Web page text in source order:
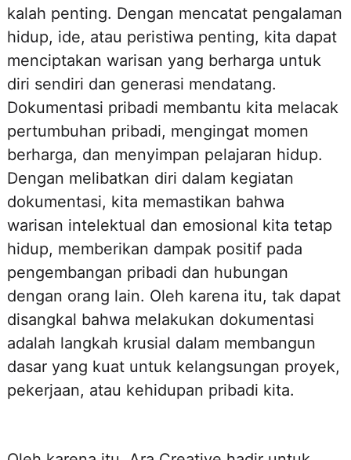
kalah penting. Dengan mencatat pengalaman
hidup, ide, atau peristiwa penting, kita dapat
menciptakan warisan yang berharga untuk
diri sendiri dan generasi mendatang.
Dokumentasi pribadi membantu kita melacak
pertumbuhan pribadi, mengingat momen
berharga, dan menyimpan pelajaran hidup.
Dengan melibatkan diri dalam kegiatan
dokumentasi, kita memastikan bahwa
warisan intelektual dan emosional kita tetap
hidup, memberikan dampak positif pada
pengembangan pribadi dan hubungan
dengan orang lain. Oleh karena itu, tak dapat
disangkal bahwa melakukan dokumentasi
adalah langkah krusial dalam membangun
dasar yang kuat untuk kelangsungan proyek,
pekerjaan, atau kehidupan pribadi kita.